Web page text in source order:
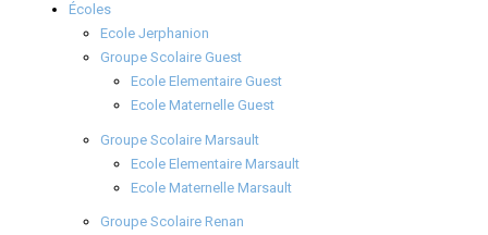
Écoles
Ecole Jerphanion
Groupe Scolaire Guest
Ecole Elementaire Guest
Ecole Maternelle Guest
Groupe Scolaire Marsault
Ecole Elementaire Marsault
Ecole Maternelle Marsault
Groupe Scolaire Renan